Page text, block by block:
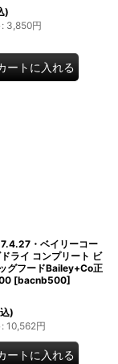
)
: 3,850円
ートに入れる
・ベイリーコー
ライ コンプリート ビ
グフードBailey+Co正
[bacnb500]
)
: 10,562円
ートに入れる